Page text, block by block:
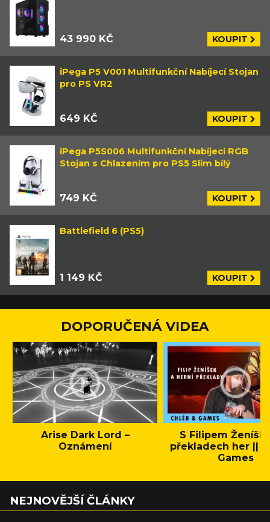
43 990 KČ KOUPIT
iPega P5 V001 Multifunkční Nabíjecí Stojan
pro PS VR2
649 KČ KOUPIT
iPega P5S006 Multifunkční Nabíjecí RGB
Stojan s Chlazením pro PS5 Slim bílý
749 KČ KOUPIT
Battlefield 6 (PS5)
1 149 KČ KOUPIT
DOPORUČENÁ VIDEA
Arise Dark Lord –
Oznámení
S Filipem
překladech her ||
Games
NEJNOVĚJŠÍ ČLÁNKY